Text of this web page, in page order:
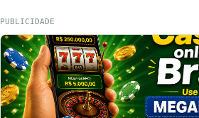
PUBLICIDADE